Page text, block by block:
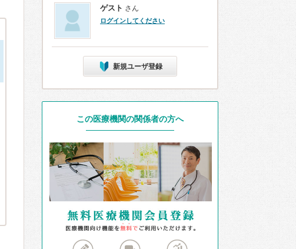
ゲスト さん
ログインしてください
新規ユーザ登録
この医療機関の関係者の方へ